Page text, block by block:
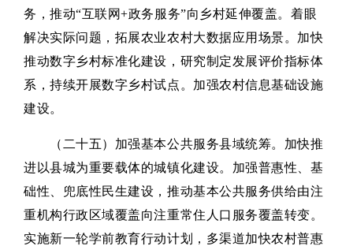
务，推动“互联网+政务服务”向乡村延伸覆盖。着眼
解决实际问题，拓展农业农村大数据应用场景。加快
推动数字乡村标准化建设，研究制定发展评价指标体
系，持续开展数字乡村试点。加强农村信息基础设施
建设。
（二十五）加强基本公共服务县域统筹。加快推
进以县城为重要载体的城镇化建设。加强普惠性、基
础性、兜底性民生建设，推动基本公共服务供给由注
重机构行政区域覆盖向注重常住人口服务覆盖转变。
实施新一轮学前教育行动计划，多渠道加快农村普惠